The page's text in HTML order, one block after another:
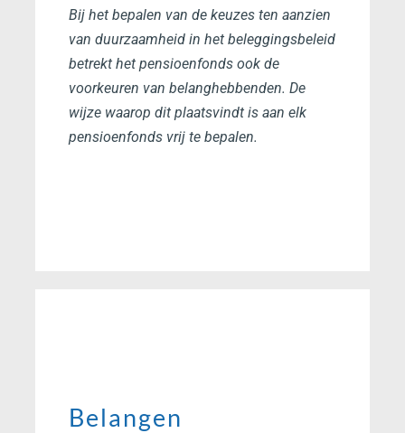
Bij het bepalen van de keuzes ten aanzien
van duurzaamheid in het beleggingsbeleid
betrekt het pensioenfonds ook de
voorkeuren van belanghebbenden. De
wijze waarop dit plaatsvindt is aan elk
pensioenfonds vrij te bepalen.
Belangen